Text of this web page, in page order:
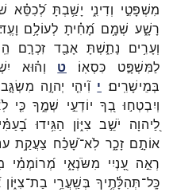
מִשְׁפָּטִ֣י וְדִינִ֑י יָשַׁ֥בְתָּ לְ֝כִסֵּ֗א
רָשָׁ֑ע שְׁמָ֥ם מָ֝חִ֗יתָ לְעוֹלָ֥ם וָעֶֽד׃
וְעָרִ֥ים נָתַ֑שְׁתָּ אָבַ֖ד זִכְרָ֣ם
לַמִּשְׁפָּ֣ט
כִּסְאֽוֹ׃ ט וְה֗וּא
בְּמֵישָׁרִֽים׃ י וִ֘יהִ֤י יְהוָ֣ה מִשְׂגָּ֣ב
וְיִבְטְח֣וּ בְ֭ךָ יוֹדְעֵ֣י שְׁמֶ֑ךָ כִּ֤י
לַ֭יהוָה יֹשֵׁ֣ב צִיּ֑וֹן הַגִּ֥ידוּ
אוֹתָ֣ם זָכָ֑ר לֹֽא־שָׁ֝כַ֗ח צַעֲקַ֥ת
רְאֵ֣ה עָ֭נְיִי מִשֹּׂנְאָ֑י מְ֝רוֹמְמִ֗י
כָּֽל־תְּהִלָּ֫תֶ֥יךָ בְּשַֽׁעֲרֵ֥י בַת־צִיּ֑וֹן